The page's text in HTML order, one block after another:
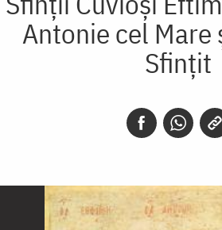
Antonie cel Mare
Sfințit